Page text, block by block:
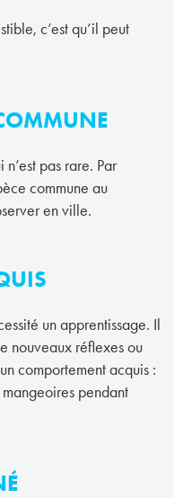
c’est qu’il peut
pas rare. Par
commune au
en ville.
un apprentissage. Il
nouveaux réflexes ou
comportement acquis :
pendant